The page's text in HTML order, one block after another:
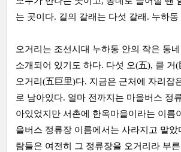
는 곳이다. 길의 갈래는 다섯 갈래. 누하동
오거리는 조선시대 누하동 안의 작은 동
소개되어 있기도 하다. 다섯 오(五), 클 거
오거리(五巨里)다. 지금은 근처에 자리잡
로 남아있다. 얼마 전까지는 마을버스 정
아있었지만 서촌에 한옥마을이라는 이름
을버스 정류장 이름에서는 사라지고 말
람들은 여전히 그 정류장을 오거리라 부